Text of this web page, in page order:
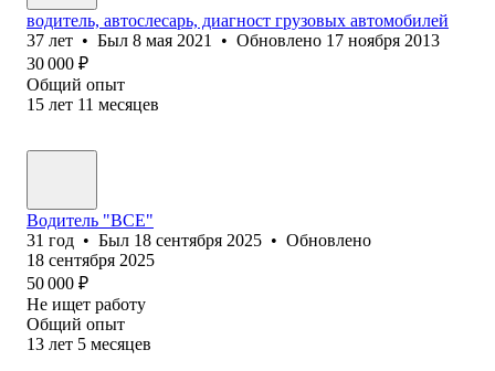
водитель, автослесарь, диагност грузовых автомобилей
37 лет • Был 8 мая 2021 • Обновлено 17 ноября 2013
30 000 ₽
Общий опыт
15 лет 11 месяцев
Водитель "BCE"
31 год • Был 18 сентября 2025 • Обновлено
18 сентября 2025
50 000 ₽
Не ищет работу
Общий опыт
13 лет 5 месяцев